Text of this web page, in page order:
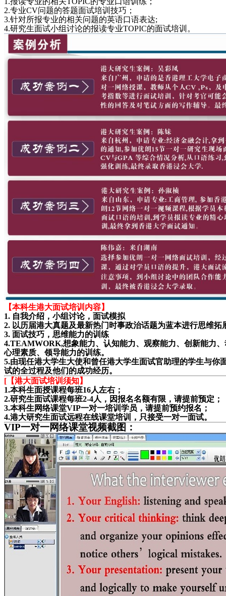
2.专业CV问题的答题面试培训技巧；
3.针对所报专业的相关问题的英语口语表达;
4.研究生面试小组讨论的报读专业TOPIC的面试培训。
【本科生港大面试培训内容】
1. 自我介绍，小组讨论，面试模拟
2. 以历届港大真题及最新热门时事政治话题为蓝本进行思维拓
3. 面试技巧，思维能力的训练
4.TEAMWORK,想象能力、认知能力、观察能力、创新能力
心理素质、领导能力的训练。
5.由现任港大学生大使和曾任港大学生面试官助理的学生与你
试的全过程及他们的成功经历。
[ 【港大面试培训须知】
1.本科生面授课程每班16人左右；
2.研究生面试课程每班2-4人，因报名名额有限，请提前预定；
3.本科生网络课堂VIP一对一培训学员，请提前预约报名；
4.港大研究生面试远程在线课堂培训，只接受一对一面试。
VIP一对一网络课堂视频截图：